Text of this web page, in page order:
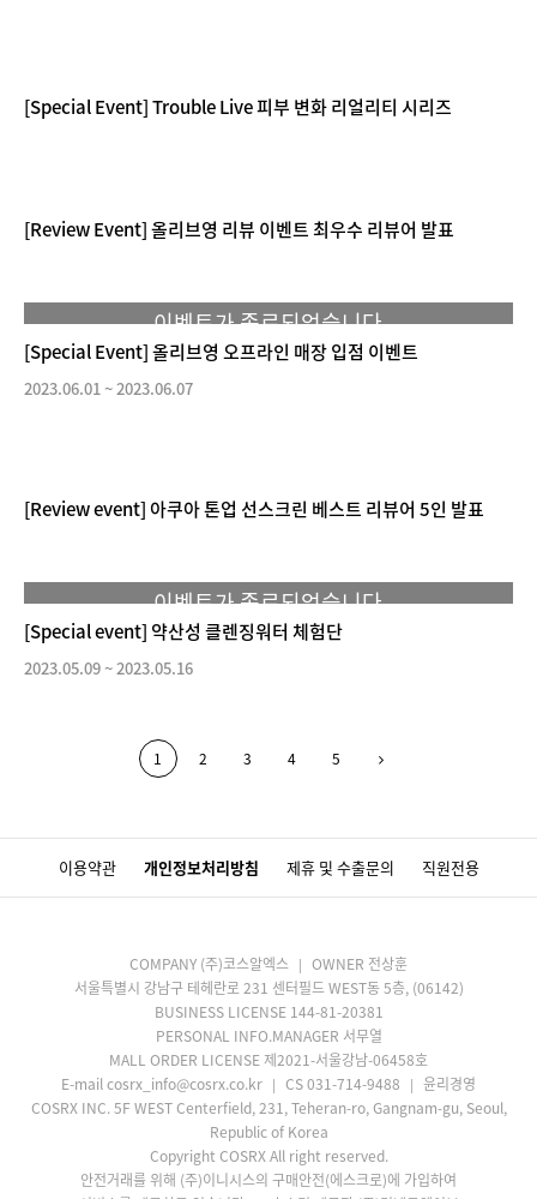
[Special Event] Trouble Live 피부 변화 리얼리티 시리즈
[Review Event] 올리브영 리뷰 이벤트 최우수 리뷰어 발표
이벤트가 종료되었습니다.
[Special Event] 올리브영 오프라인 매장 입점 이벤트
2023.06.01 ~2023.06.07
[Review event] 아쿠아 톤업 선스크린 베스트 리뷰어 5인 발표
이벤트가 종료되었습니다.
[Special event] 약산성 클렌징워터 체험단
2023.05.09 ~2023.05.16
1 2 3 4 5
이용약관 개인정보처리방침 제휴 및 수출문의 직원전용
COMPANY (주)코스알엑스
OWNER 전상훈
서울특별시 강남구 테헤란로 231 센터필드 WEST동 5층, (06142)
BUSINESS LICENSE 144-81-20381
PERSONAL INFO.MANAGER 서무열
MALL ORDER LICENSE 제2021-서울강남-06458호
E-mail cosrx_info@cosrx.co.kr
CS 031-714-9488
윤리경영
COSRX INC. 5F WEST Centerfield, 231, Teheran-ro, Gangnam-gu, Seoul,
Republic of Korea
Copyright COSRX All right reserved.
안전거래를 위해 (주)이니시스의 구매안전(에스크로)에 가입하여